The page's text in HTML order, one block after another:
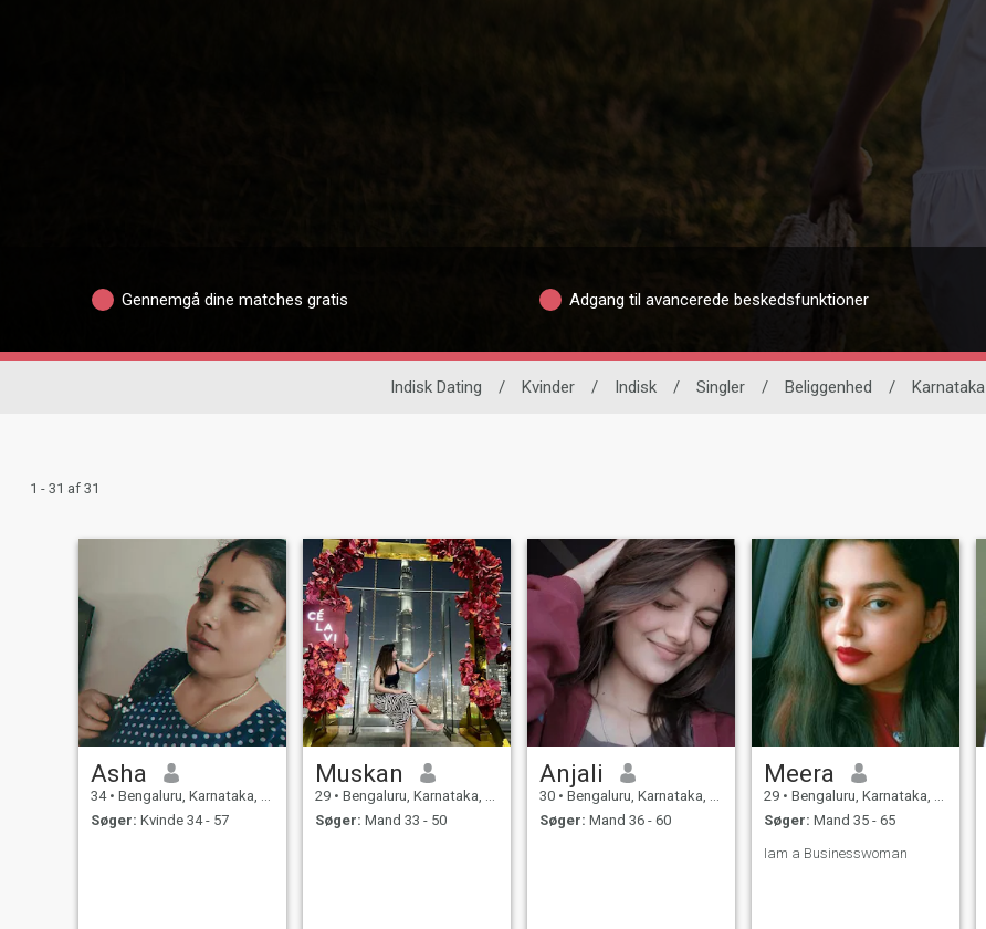
Gennemgå dine matches gratis Adgang til avancerede beskedsfunktioner
Indisk Dating / Kvinder / Indisk / Singler / Beliggenhed / Karnataka
1 - 31 af 31
Asha
34 • Bengaluru, Karnataka, Indien
Søger: Kvinde 34 - 57
Muskan
29 • Bengaluru, Karnataka, Indien
Søger: Mand 33 - 50
Anjali
30 • Bengaluru, Karnataka, Indien
Søger: Mand 36 - 60
Meera
29 • Bengaluru, Karnataka, Indien
Søger: Mand 35 - 65
Iam a Businesswoman